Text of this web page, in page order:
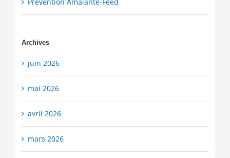
Archives
juin 2026
mai 2026
avril 2026
mars 2026